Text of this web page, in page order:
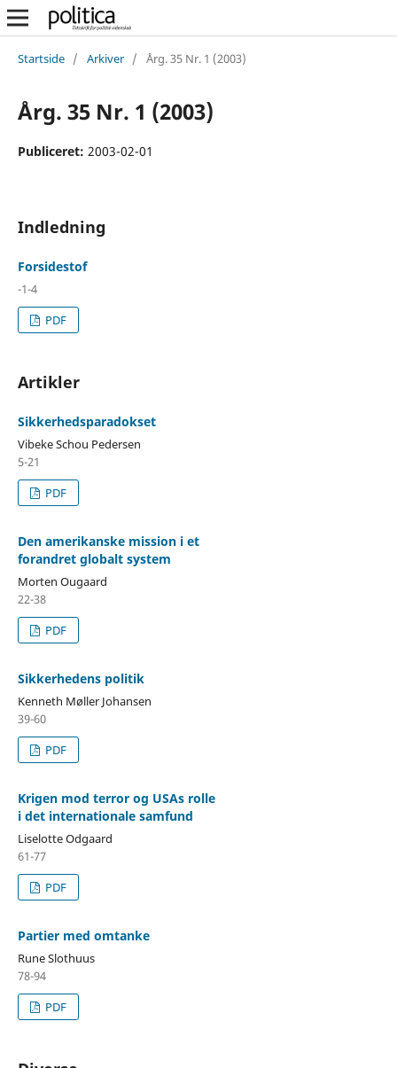
Startside / Arkiver / Årg. 35 Nr. 1 (2003)
Årg. 35 Nr. 1 (2003)
Publiceret: 2003-02-01
Indledning
Forsidestof
-1-4
PDF
Artikler
Sikkerhedsparadokset
Vibeke Schou Pedersen
5-21
PDF
Den amerikanske mission i et
forandret globalt system
Morten Ougaard
22-38
PDF
Sikkerhedens politik
Kenneth Møller Johansen
39-60
PDF
Krigen mod terror og USAs rolle
i det internationale samfund
Liselotte Odgaard
61-77
PDF
Partier med omtanke
Rune Slothuus
78-94
PDF